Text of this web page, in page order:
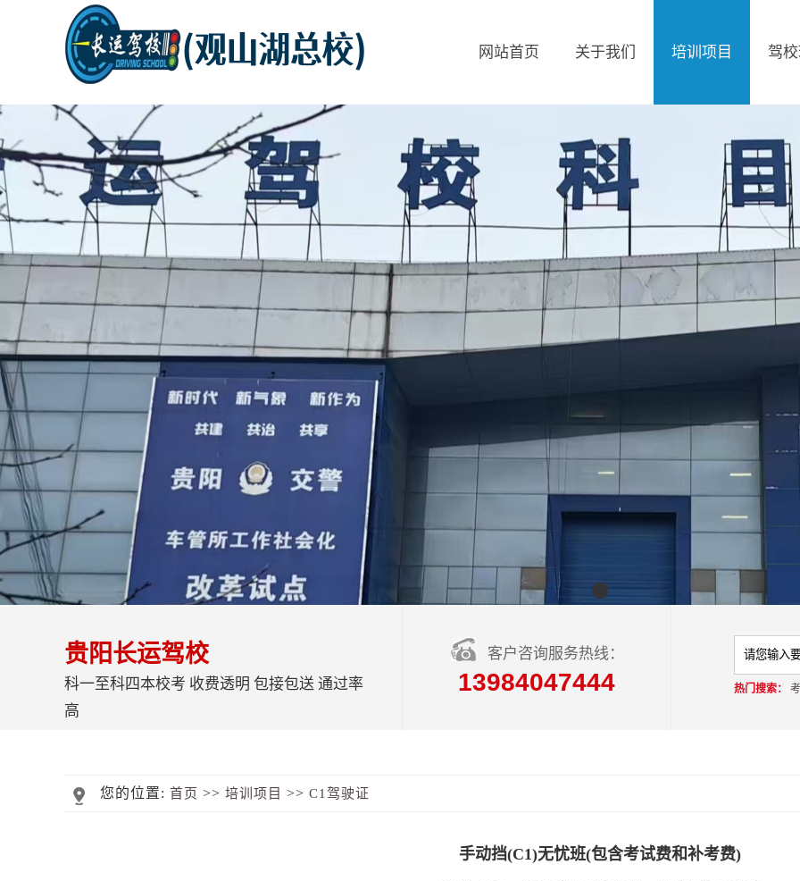
网站首页 关于我们 培训项目 驾
贵阳长运驾校
科一至科四本校考 收费透明 包接包送 通过率
高
客户咨询服务热线：
13984047444 热门搜索：
您的位置: 首页 >> 培训项目 >> C1驾驶证
手动挡(C1)无忧班(包含考试费和补考费)